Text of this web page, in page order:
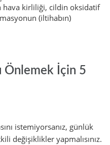
hava kirliliği, cildin oksidatif
(iltihabın)
Önlemek İçin 5
istemiyorsanız, günlük
değişiklikler yapmalısınız.